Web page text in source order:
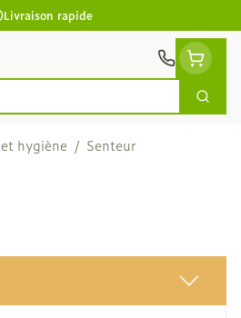
Livraison rapide
hygiène / Senteur